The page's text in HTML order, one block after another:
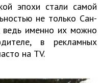
эпохи стали самой
не только Сан-
ведь именно их можно
в рекламных
на TV.